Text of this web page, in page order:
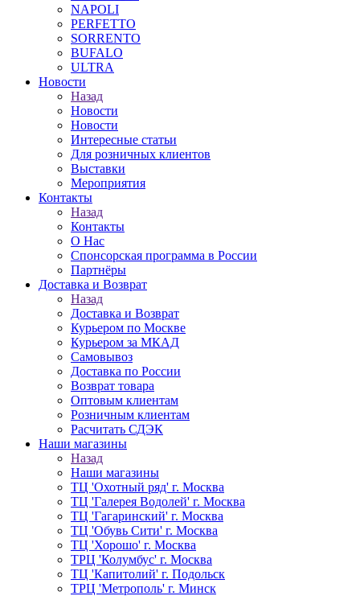
NAPOLI
PERFETTO
SORRENTO
BUFALO
ULTRA
Новости
Назад
Новости
Новости
Интересные статьи
Для розничных клиентов
Выставки
Мероприятия
Контакты
Назад
Контакты
О Нас
Спонсорская программа в России
Партнёры
Доставка и Возврат
Назад
Доставка и Возврат
Курьером по Москве
Курьером за МКАД
Самовывоз
Доставка по России
Возврат товара
Оптовым клиентам
Розничным клиентам
Расчитать СДЭК
Наши магазины
Назад
Наши магазины
ТЦ 'Охотный ряд' г. Москва
ТЦ 'Галерея Водолей' г. Москва
ТЦ 'Гагаринский' г. Москва
ТЦ 'Обувь Сити' г. Москва
ТЦ 'Хорошо' г. Москва
ТРЦ 'Колумбус' г. Москва
ТЦ 'Капитолий' г. Подольск
ТРЦ 'Метрополь' г. Минск